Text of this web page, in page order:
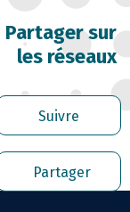
Partager sur
les réseaux
Suivre
Partager